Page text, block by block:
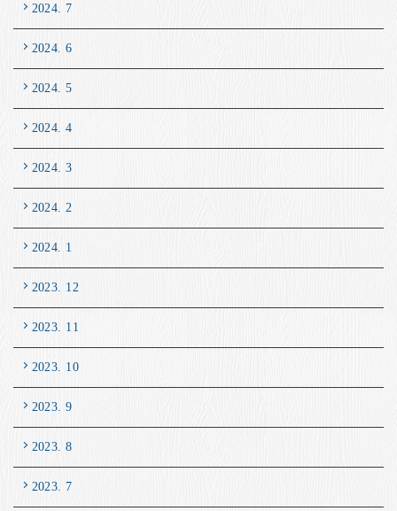
2024. 7
2024. 6
2024. 5
2024. 4
2024. 3
2024. 2
2024. 1
2023. 12
2023. 11
2023. 10
2023. 9
2023. 8
2023. 7